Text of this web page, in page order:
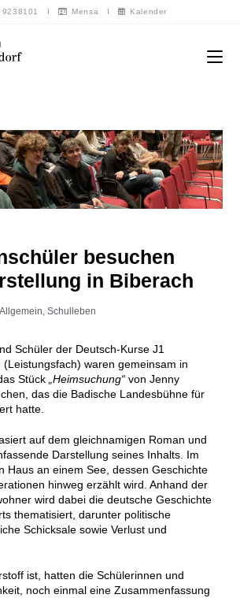
I Mensa I Kalender
besuchen
in Biberach
Allgemein ,Schulleben
Schüler der Deutsch-Kurse J1
waren gemeinsam in
Stück „Heimsuchung“ von Jenny
das die Badische Landesbühne für
hatte.
auf dem gleichnamigen Roman und
Darstellung seines Inhalts. Im
Haus an einem See, dessen Geschichte
hinweg erzählt wird. Anhand der
wird dabei die deutsche Geschichte
thematisiert, darunter politische
Schicksale sowie Verlust und
ist, hatten die Schülerinnen und
noch einmal eine Zusammenfassung